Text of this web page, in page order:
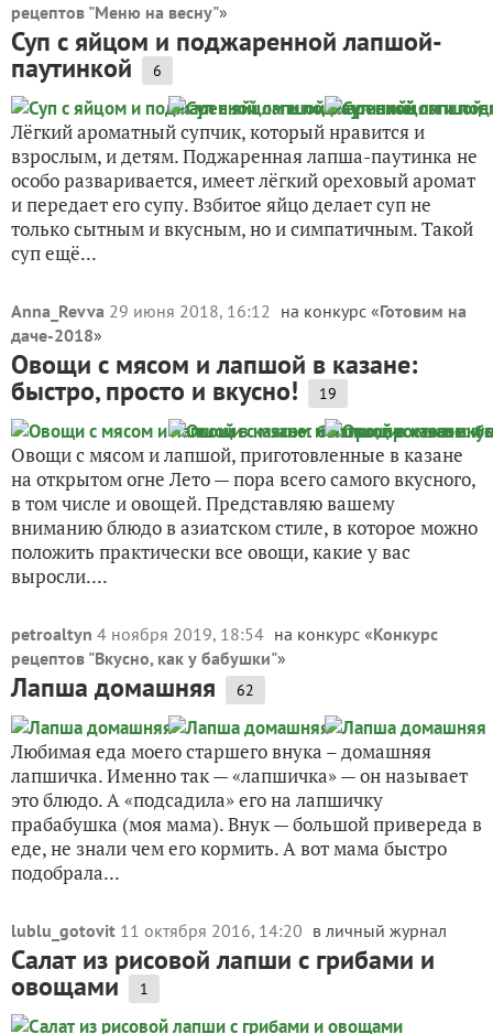
рецептов "Меню на весну"»
Суп с яйцом и поджаренной лапшой-
паутинкой 6
Лёгкий ароматный супчик, который нравится и
взрослым, и детям. Поджаренная лапша-паутинка не
особо разваривается, имеет лёгкий ореховый аромат
и передает его супу. Взбитое яйцо делает суп не
только сытным и вкусным, но и симпатичным. Такой
суп ещё...
Anna_Revva 29 июня 2018, 16:12 на конкурс «Готовим на
даче-2018»
Овощи с мясом и лапшой в казане:
быстро, просто и вкусно! 19
Овощи с мясом и лапшой, приготовленные в казане
на открытом огне Лето — пора всего самого вкусного,
в том числе и овощей. Представляю вашему
вниманию блюдо в азиатском стиле, в которое можно
положить практически все овощи, какие у вас
выросли....
petroaltyn 4 ноября 2019, 18:54 на конкурс «Конкурс
рецептов "Вкусно, как у бабушки"»
Лапша домашняя 62
Любимая еда моего старшего внука – домашняя
лапшичка. Именно так — «лапшичка» — он называет
это блюдо. А «подсадила» его на лапшичку
прабабушка (моя мама). Внук — большой привереда в
еде, не знали чем его кормить. А вот мама быстро
подобрала...
lublu_gotovit 11 октября 2016, 14:20 в личный журнал
Салат из рисовой лапши с грибами и
овощами 1